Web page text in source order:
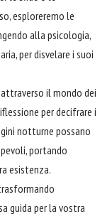
esploreremo le
alla psicologia,
per disvelare i suoi
il mondo dei
per decifrare i
notturne possano
portando
esistenza.
guida per la vostra